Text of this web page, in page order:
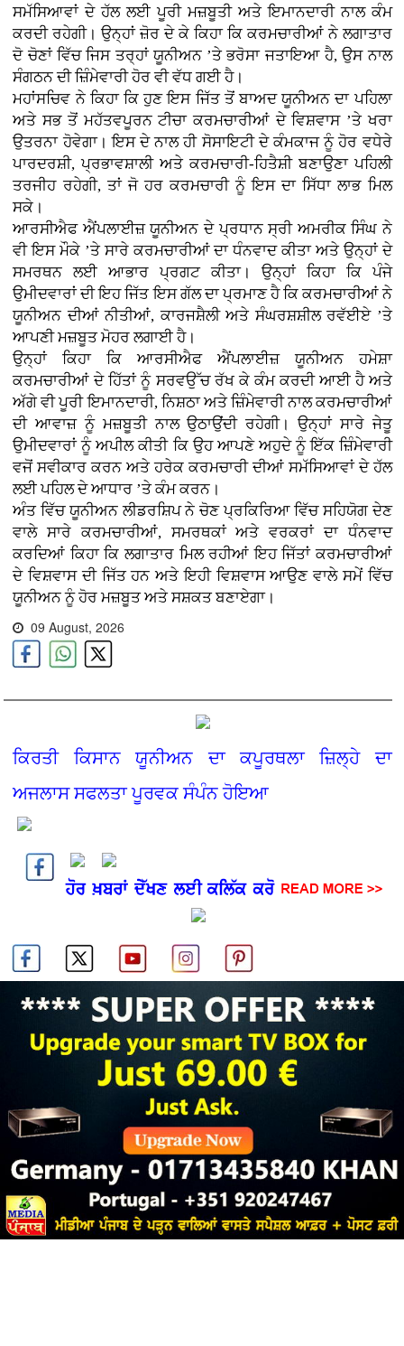
ਸਮੱਸਿਆਵਾਂ ਦੇ ਹੱਲ ਲਈ ਪੂਰੀ ਮਜ਼ਬੂਤੀ ਅਤੇ ਇਮਾਨਦਾਰੀ ਨਾਲ ਕੰਮ
ਕਰਦੀ ਰਹੇਗੀ। ਉਨ੍ਹਾਂ ਜ਼ੋਰ ਦੇ ਕੇ ਕਿਹਾ ਕਿ ਕਰਮਚਾਰੀਆਂ ਨੇ ਲਗਾਤਾਰ
ਦੋ ਚੋਣਾਂ ਵਿੱਚ ਜਿਸ ਤਰ੍ਹਾਂ ਯੂਨੀਅਨ ’ਤੇ ਭਰੋਸਾ ਜਤਾਇਆ ਹੈ, ਉਸ ਨਾਲ
ਸੰਗਠਨ ਦੀ ਜ਼ਿੰਮੇਵਾਰੀ ਹੋਰ ਵੀ ਵੱਧ ਗਈ ਹੈ।
ਮਹਾਂਸਚਿਵ ਨੇ ਕਿਹਾ ਕਿ ਹੁਣ ਇਸ ਜਿੱਤ ਤੋਂ ਬਾਅਦ ਯੂਨੀਅਨ ਦਾ ਪਹਿਲਾ
ਅਤੇ ਸਭ ਤੋਂ ਮਹੱਤਵਪੂਰਨ ਟੀਚਾ ਕਰਮਚਾਰੀਆਂ ਦੇ ਵਿਸ਼ਵਾਸ ’ਤੇ ਖਰਾ
ਉਤਰਨਾ ਹੋਵੇਗਾ। ਇਸ ਦੇ ਨਾਲ ਹੀ ਸੋਸਾਇਟੀ ਦੇ ਕੰਮਕਾਜ ਨੂੰ ਹੋਰ ਵਧੇਰੇ
ਪਾਰਦਰਸ਼ੀ, ਪ੍ਰਭਾਵਸ਼ਾਲੀ ਅਤੇ ਕਰਮਚਾਰੀ-ਹਿਤੈਸ਼ੀ ਬਣਾਉਣਾ ਪਹਿਲੀ
ਤਰਜੀਹ ਰਹੇਗੀ, ਤਾਂ ਜੋ ਹਰ ਕਰਮਚਾਰੀ ਨੂੰ ਇਸ ਦਾ ਸਿੱਧਾ ਲਾਭ ਮਿਲ
ਸਕੇ।
ਆਰਸੀਐਫ ਐਂਪਲਾਈਜ਼ ਯੂਨੀਅਨ ਦੇ ਪ੍ਰਧਾਨ ਸ੍ਰੀ ਅਮਰੀਕ ਸਿੰਘ ਨੇ
ਵੀ ਇਸ ਮੌਕੇ ’ਤੇ ਸਾਰੇ ਕਰਮਚਾਰੀਆਂ ਦਾ ਧੰਨਵਾਦ ਕੀਤਾ ਅਤੇ ਉਨ੍ਹਾਂ ਦੇ
ਸਮਰਥਨ ਲਈ ਆਭਾਰ ਪ੍ਰਗਟ ਕੀਤਾ। ਉਨ੍ਹਾਂ ਕਿਹਾ ਕਿ ਪੰਜੇ
ਉਮੀਦਵਾਰਾਂ ਦੀ ਇਹ ਜਿੱਤ ਇਸ ਗੱਲ ਦਾ ਪ੍ਰਮਾਣ ਹੈ ਕਿ ਕਰਮਚਾਰੀਆਂ ਨੇ
ਯੂਨੀਅਨ ਦੀਆਂ ਨੀਤੀਆਂ, ਕਾਰਜਸ਼ੈਲੀ ਅਤੇ ਸੰਘਰਸ਼ਸ਼ੀਲ ਰਵੱਈਏ ’ਤੇ
ਆਪਣੀ ਮਜ਼ਬੂਤ ਮੋਹਰ ਲਗਾਈ ਹੈ।
ਉਨ੍ਹਾਂ ਕਿਹਾ ਕਿ ਆਰਸੀਐਫ ਐਂਪਲਾਈਜ਼ ਯੂਨੀਅਨ ਹਮੇਸ਼ਾ
ਕਰਮਚਾਰੀਆਂ ਦੇ ਹਿੱਤਾਂ ਨੂੰ ਸਰਵਉੱਚ ਰੱਖ ਕੇ ਕੰਮ ਕਰਦੀ ਆਈ ਹੈ ਅਤੇ
ਅੱਗੇ ਵੀ ਪੂਰੀ ਇਮਾਨਦਾਰੀ, ਨਿਸ਼ਠਾ ਅਤੇ ਜ਼ਿੰਮੇਵਾਰੀ ਨਾਲ ਕਰਮਚਾਰੀਆਂ
ਦੀ ਆਵਾਜ਼ ਨੂੰ ਮਜ਼ਬੂਤੀ ਨਾਲ ਉਠਾਉਂਦੀ ਰਹੇਗੀ। ਉਨ੍ਹਾਂ ਸਾਰੇ ਜੇਤੂ
ਉਮੀਦਵਾਰਾਂ ਨੂੰ ਅਪੀਲ ਕੀਤੀ ਕਿ ਉਹ ਆਪਣੇ ਅਹੁਦੇ ਨੂੰ ਇੱਕ ਜ਼ਿੰਮੇਵਾਰੀ
ਵਜੋਂ ਸਵੀਕਾਰ ਕਰਨ ਅਤੇ ਹਰੇਕ ਕਰਮਚਾਰੀ ਦੀਆਂ ਸਮੱਸਿਆਵਾਂ ਦੇ ਹੱਲ
ਲਈ ਪਹਿਲ ਦੇ ਆਧਾਰ ’ਤੇ ਕੰਮ ਕਰਨ।
ਅੰਤ ਵਿੱਚ ਯੂਨੀਅਨ ਲੀਡਰਸ਼ਿਪ ਨੇ ਚੋਣ ਪ੍ਰਕਿਰਿਆ ਵਿੱਚ ਸਹਿਯੋਗ ਦੇਣ
ਵਾਲੇ ਸਾਰੇ ਕਰਮਚਾਰੀਆਂ, ਸਮਰਥਕਾਂ ਅਤੇ ਵਰਕਰਾਂ ਦਾ ਧੰਨਵਾਦ
ਕਰਦਿਆਂ ਕਿਹਾ ਕਿ ਲਗਾਤਾਰ ਮਿਲ ਰਹੀਆਂ ਇਹ ਜਿੱਤਾਂ ਕਰਮਚਾਰੀਆਂ
ਦੇ ਵਿਸ਼ਵਾਸ ਦੀ ਜਿੱਤ ਹਨ ਅਤੇ ਇਹੀ ਵਿਸ਼ਵਾਸ ਆਉਣ ਵਾਲੇ ਸਮੇਂ ਵਿੱਚ
ਯੂਨੀਅਨ ਨੂੰ ਹੋਰ ਮਜ਼ਬੂਤ ਅਤੇ ਸਸ਼ਕਤ ਬਣਾਏਗਾ।
09 August, 2026
ਕਿਰਤੀ ਕਿਸਾਨ ਯੂਨੀਅਨ ਦਾ ਕਪੂਰਥਲਾ ਜ਼ਿਲ੍ਹੇ ਦਾ
ਅਜਲਾਸ ਸਫਲਤਾ ਪੂਰਵਕ ਸੰਪੰਨ ਹੋਇਆ